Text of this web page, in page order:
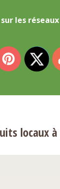
les
locaux